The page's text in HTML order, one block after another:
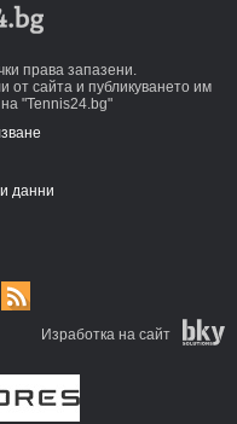
права запазени.
от сайта и публикуването им
"Tennis24.bg"
данни
Изработка на сайт